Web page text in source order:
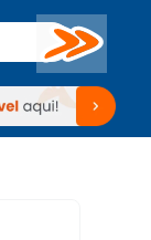
Buscar